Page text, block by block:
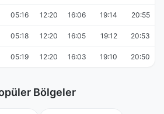
05:16 12:20 16:06 19:14 20:55
05:18 12:20 16:05 19:12 20:53
05:19 12:20 16:03 19:10 20:50
Bölgeler